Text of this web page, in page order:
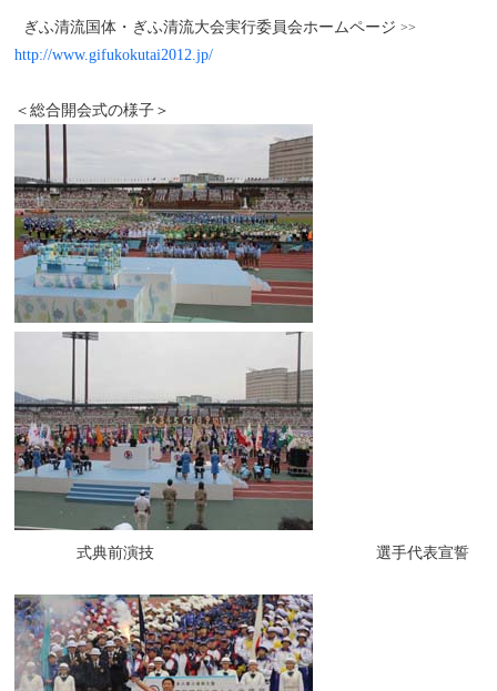
ぎふ清流国体・ぎふ清流大会実行委員会ホームページ>>
http://www.gifukokutai2012.jp/
＜総合開会式の様子＞
式典前演技 選手代表宣誓